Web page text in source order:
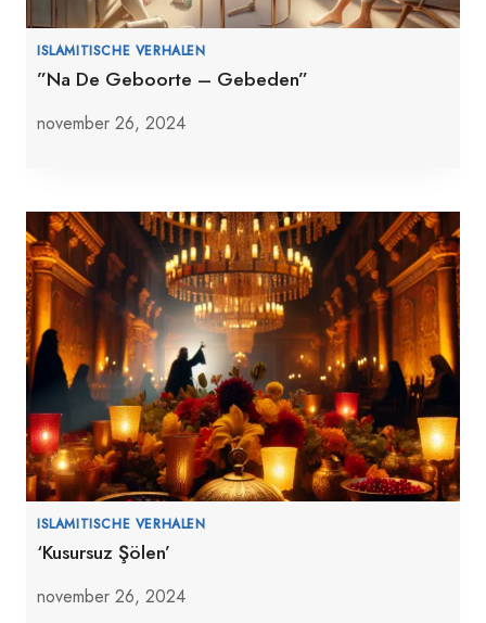
ISLAMITISCHE VERHALEN
”Na De Geboorte – Gebeden”
november 26, 2024
ISLAMITISCHE VERHALEN
‘Kusursuz Şölen’
november 26, 2024